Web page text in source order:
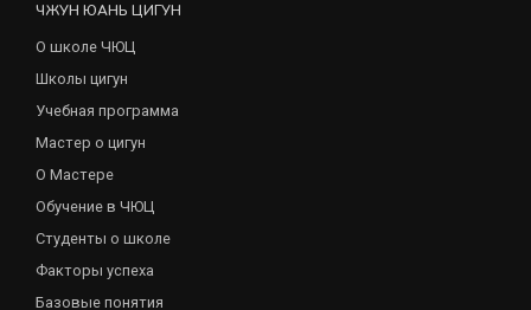
ЧЖУН ЮАНЬ ЦИГУН
О школе ЧЮЦ
Школы цигун
Учебная программа
Мастер о цигун
О Мастере
Обучение в ЧЮЦ
Студенты о школе
Факторы успеха
Базовые понятия